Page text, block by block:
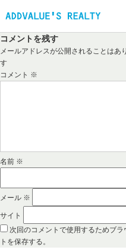
コメントを残す
メールアドレスが公開されることはあ
す
コメント ※
名前 ※
メール ※
サイト
次回のコメントで使用するためブ
トを保存する。